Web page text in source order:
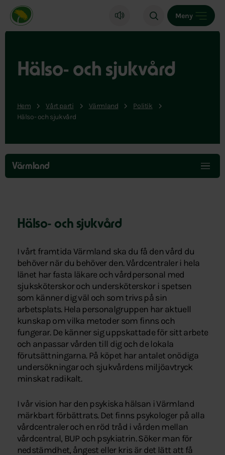
Miljöpartiet de gröna, startsida
Meny
Hälso- och sjukvård
Hem Vårt parti Värmland
Politik
Hälso- och sjukvård
Hoppa
över
menyn
Värmland
Hälso- och sjukvård
I vårt framtida Värmland ska du få den vård du
behöver när du behöver den. Vårdcentraler i hela
länet har fasta läkare och vårdpersonal med
sjuksköterskor och undersköterskor i spetsen
som känner dig väl och som trivs på sin
arbetsplats. Hela personalgruppen har aktuell
kunskap om vilka metoder som finns och
fungerar. De känner sig uppskattade för sitt arbete
och anpassar vården till dig och de lokala
förutsättningarna. På köpet har antalet onödiga
undersökningar och sjukvårdens miljöavtryck
minskat radikalt.
I vår vision har den psykiska hälsan i Värmland
märkbart förbättrats. Det finns psykologer på alla
vårdcentraler och en röd tråd i vården mellan
vårdcentral, BUP och psykiatrin. Söker man för
nedstämdhet, ångest eller kris är det lätt att få